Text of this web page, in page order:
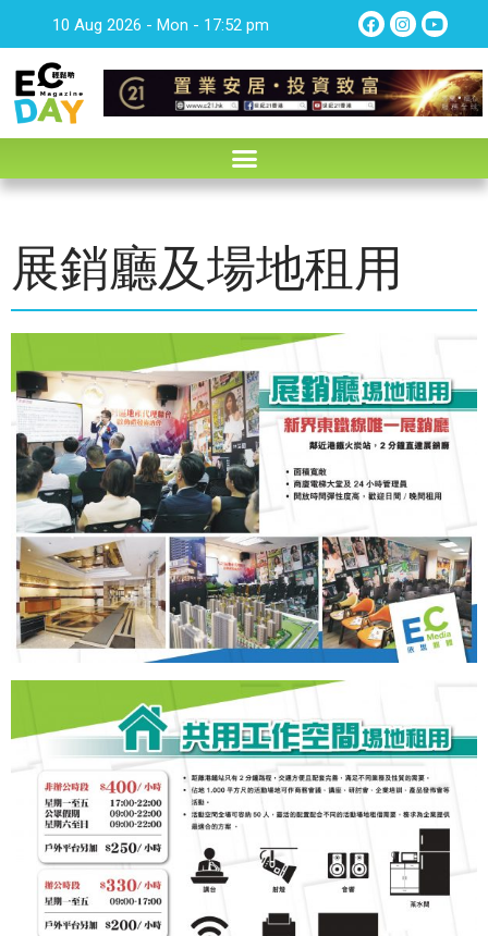
10 Aug 2026 - Mon - 17:52 pm
展銷廳及場地租用